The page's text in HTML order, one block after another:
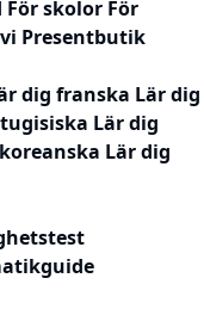
För skolor För
Presentbutik
dig franska Lär dig
Lär dig
Lär dig